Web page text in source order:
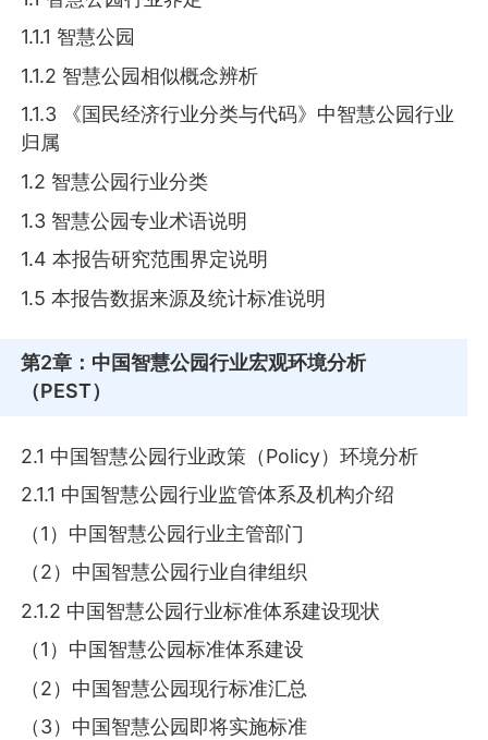
1.1.1 智慧公园
1.1.2 智慧公园相似概念辨析
1.1.3 《国民经济行业分类与代码》中智慧公园行业
归属
1.2 智慧公园行业分类
1.3 智慧公园专业术语说明
1.4 本报告研究范围界定说明
1.5 本报告数据来源及统计标准说明
第2章 ：中国智慧公园行业宏观环境分析
（PEST）
2.1 中国智慧公园行业政策（Policy）环境分析
2.1.1 中国智慧公园行业监管体系及机构介绍
（1）中国智慧公园行业主管部门
（2）中国智慧公园行业自律组织
2.1.2 中国智慧公园行业标准体系建设现状
（1）中国智慧公园标准体系建设
（2）中国智慧公园现行标准汇总
（3）中国智慧公园即将实施标准